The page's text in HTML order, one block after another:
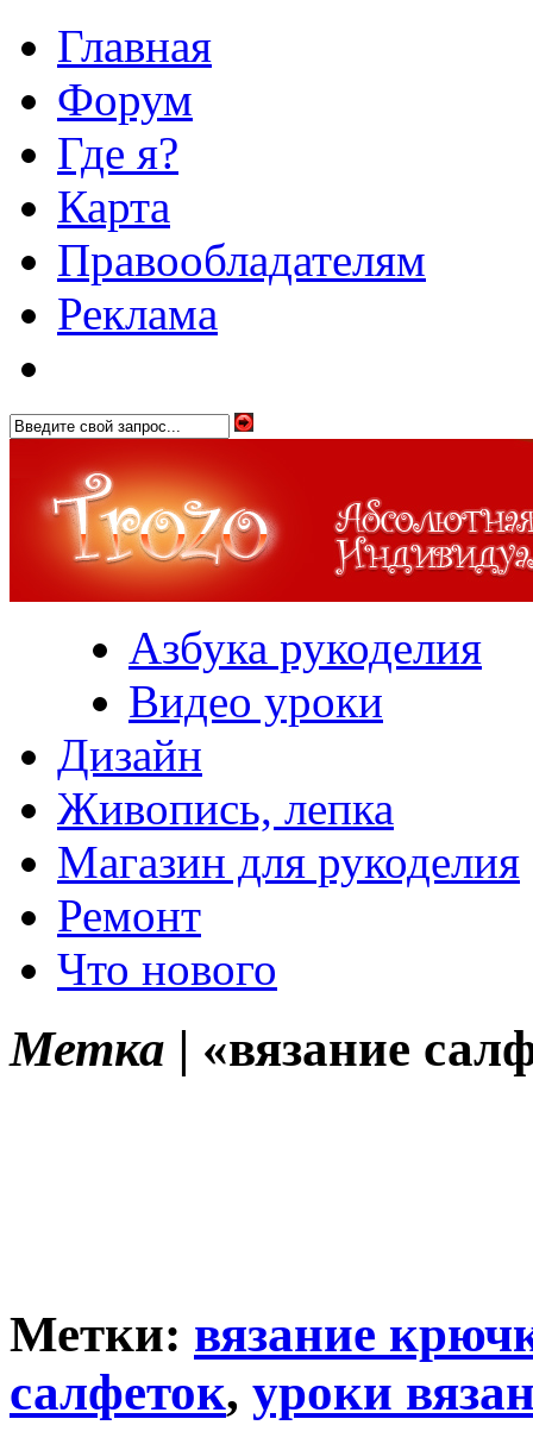
Главная
Форум
Где я?
Карта
Правообладателям
Реклама
Азбука рукоделия
Видео уроки
Дизайн
Живопись, лепка
Магазин для рукоделия
Ремонт
Что нового
Метка | «вязание
Метки: вязание
салфеток, уроки